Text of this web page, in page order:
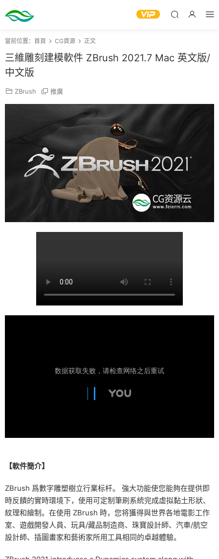
當前位置： 首頁 CG資源 正文
三維雕刻建模軟件 ZBrush 2021.7 Mac 英文版/
中文版
ZBrush 推廣
【軟件簡介】
ZBrush 爲數字雕塑樹立行業标杆。 強大功能使您能夠在提供即
時反饋的實時環境下，使用可定制筆刷系統完成虛拟黏土形狀、
紋理和繪制。在使用 ZBrush 時，您将獲得與世界各地電影工作
室、遊戲開發人員、玩具/藏品制造商、珠寶設計師、汽車/航空
設計師、插圖畫家和藝術家所用工具相同的卓越體驗。